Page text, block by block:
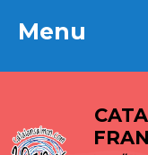
Menu
Menu